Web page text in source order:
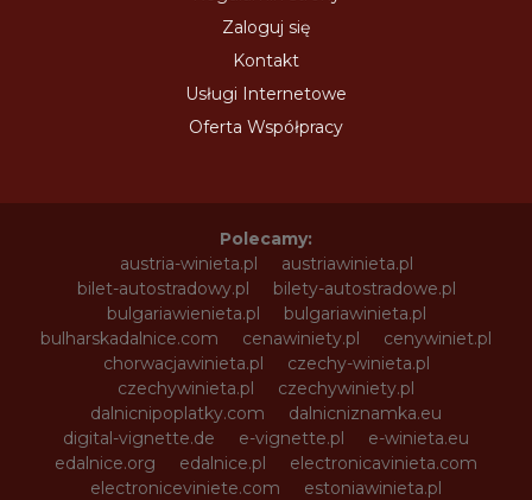
Zaloguj się
Kontakt
Usługi Internetowe
Oferta Współpracy
Polecamy:
austria-winieta.pl
austriawinieta.pl
bilet-autostradowy.pl
bilety-autostradowe.pl
bulgariawienieta.pl
bulgariawinieta.pl
bulharskadalnice.com
cenawiniety.pl
cenywiniet.pl
chorwacjawinieta.pl
czechy-winieta.pl
czechywinieta.pl
czechywiniety.pl
dalnicnipoplatky.com
dalnicniznamka.eu
digital-vignette.de
e-vignette.pl
e-winieta.eu
edalnice.org
edalnice.pl
electronicavinieta.com
electroniceviniete.com
estoniawinieta.pl